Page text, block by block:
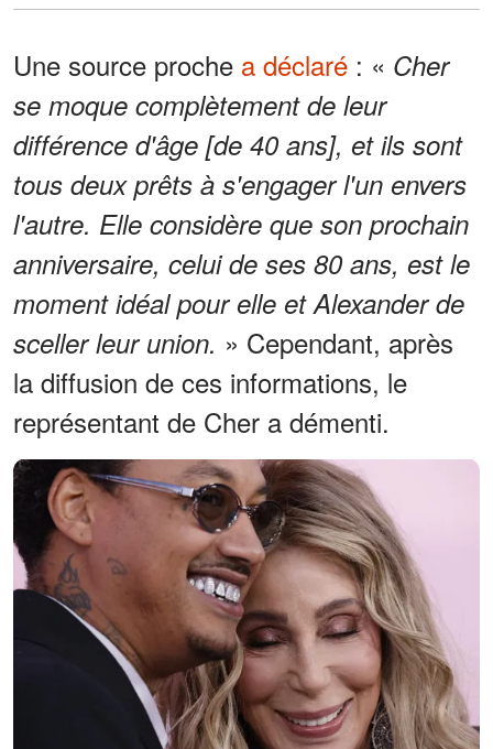
Une source proche a déclaré : « Cher
se moque complètement de leur
différence d'âge [de 40 ans], et ils sont
tous deux prêts à s'engager l'un envers
l'autre. Elle considère que son prochain
anniversaire, celui de ses 80 ans, est le
moment idéal pour elle et Alexander de
sceller leur union. » Cependant, après
la diffusion de ces informations, le
représentant de Cher a démenti.